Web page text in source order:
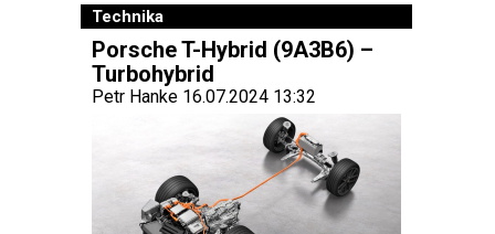
Technika
Porsche T-Hybrid (9A3B6) –
Turbohybrid
Petr Hanke 16.07.2024 13:32